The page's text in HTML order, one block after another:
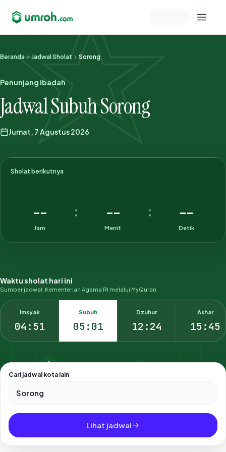
Memeriksa sesi akun
Beranda Jadwal Sholat Sorong
Penunjang ibadah
Jadwal Subuh Sorong
Jumat, 7 Agustus 2026
Sholat berikutnya
--
Jam
: --
Menit
: --
Detik
Waktu sholat hari ini
Sumber jadwal: Kementerian Agama RI melalui MyQuran
Imsyak
04:51
Subuh
05:01
Dzuhur
12:24
Ashar
15:45
Cari jadwal kota lain
Pilih salah satu dari 500+ kota dan kabupaten di Indonesia.
Lihat jadwal